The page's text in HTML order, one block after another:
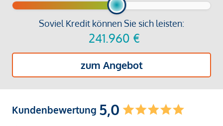
Soviel Kredit können Sie sich leisten:
241.960 €
zum Angebot
Kundenbewertung 5,0